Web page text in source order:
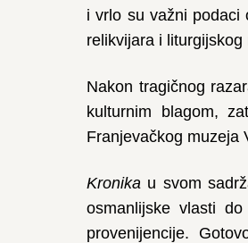
i vrlo su važni podaci
relikvijara i liturgijskog
Nakon tragičnog
kulturnim blagom,
Franjevačkog muzeja
Kronika u svom
osmanlijske vlasti
provenijencije.